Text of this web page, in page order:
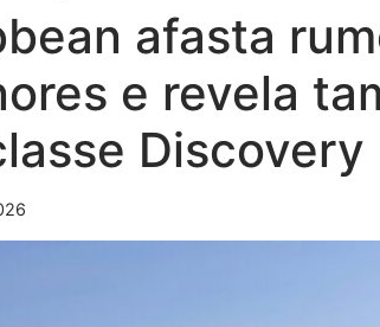
afasta
e revela
Discovery